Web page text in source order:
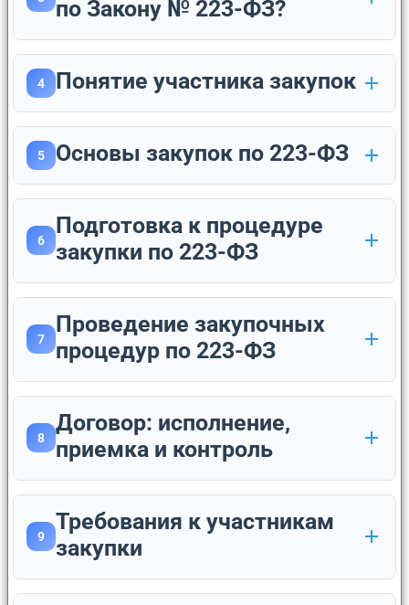
по Закону № 223-ФЗ?
4 Понятие участника закупок
5 Основы закупок по 223-ФЗ
6
Подготовка к процедуре
закупки по 223-ФЗ
7
Проведение закупочных
процедур по 223-ФЗ
8
Договор: исполнение,
приемка и контроль
9
Требования к участникам
закупки